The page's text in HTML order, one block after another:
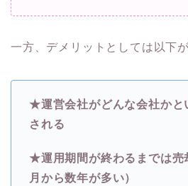
一方、デメリットとしては以下
★運営会社がどんな会社かと
される
★運用期間が終わるまでは売
月から数年が多い）